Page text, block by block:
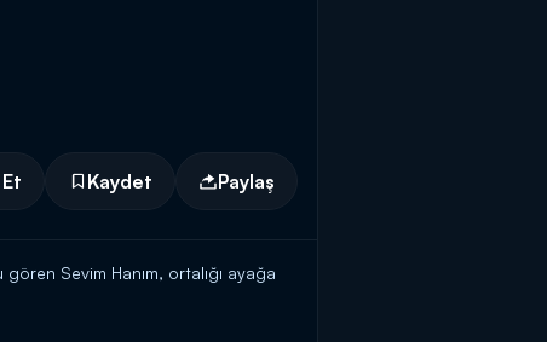
Kaydet Paylaş
Sevim Hanım, ortalığı ayağa